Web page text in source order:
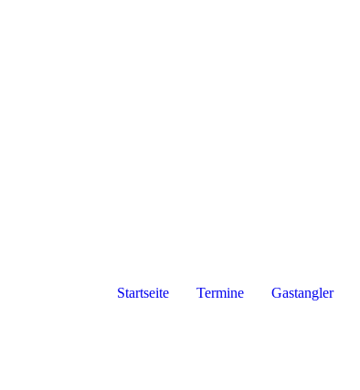
Startseite Termine Gastangler